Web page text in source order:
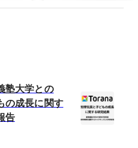
塾大学との
の成長に関す
告